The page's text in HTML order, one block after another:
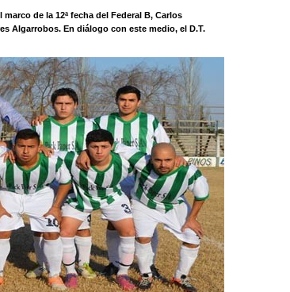
de la 12ª fecha del Federal B, Carlos
Algarrobos. En diálogo con este medio, el D.T.